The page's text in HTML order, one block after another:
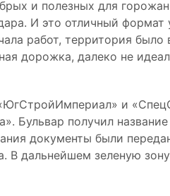
и полезных для
И это отличный формат
работ, территория было
дорожка, далеко не
и
Бульвар получил название
документы были
В дальнейшем зеленую